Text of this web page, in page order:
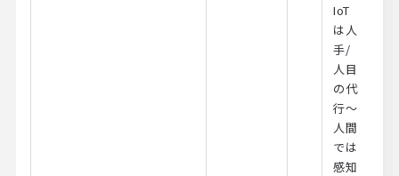
IoT
は人
手/
人目
の代
行～
人間
では
感知